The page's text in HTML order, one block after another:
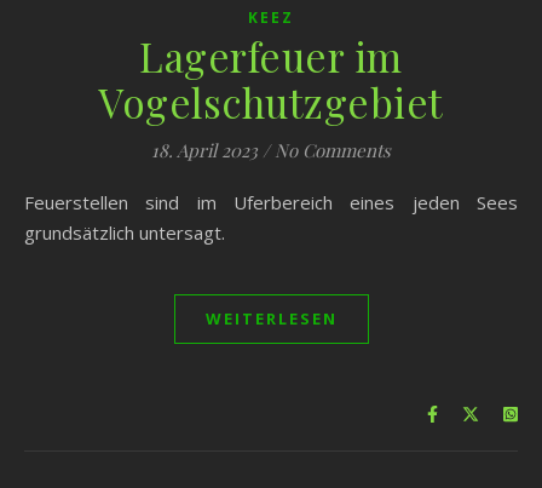
KEEZ
Lagerfeuer im
Vogelschutzgebiet
18. April 2023 / No Comments
Feuerstellen sind im Uferbereich eines jeden Sees
grundsätzlich untersagt.
WEITERLESEN